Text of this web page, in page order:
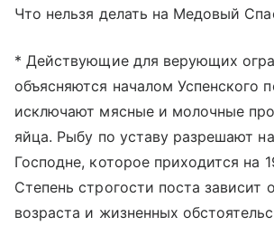
Что нельзя делать на Медовый
* Действующие для верующих
объясняются началом Успенского
исключают мясные и молочные
яйца. Рыбу по уставу разрешают
Господне, которое приходится на
Степень строгости поста зависит
возраста и жизненных